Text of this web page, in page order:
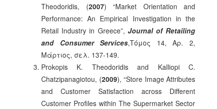
Theodoridis, (2007) “Market Orientation and
Performance: An Empirical Investigation in the
Retail Industry in Greece”, Journal of Retailing
and Consumer Services,Τόμος 14, Αρ. 2,
Μάρτιος, σελ. 137-149.
Prokopis K. Theodoridis and Kalliopi C.
Chatzipanagiotou, (2009), “Store Image Attributes
and Customer Satisfaction across Different
Customer Profiles within The Supermarket Sector